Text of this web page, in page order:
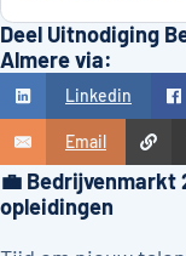
Deel Uitnodiging
Almere via:
Linkedin
Email
💼 Bedrijvenmarkt
opleidingen